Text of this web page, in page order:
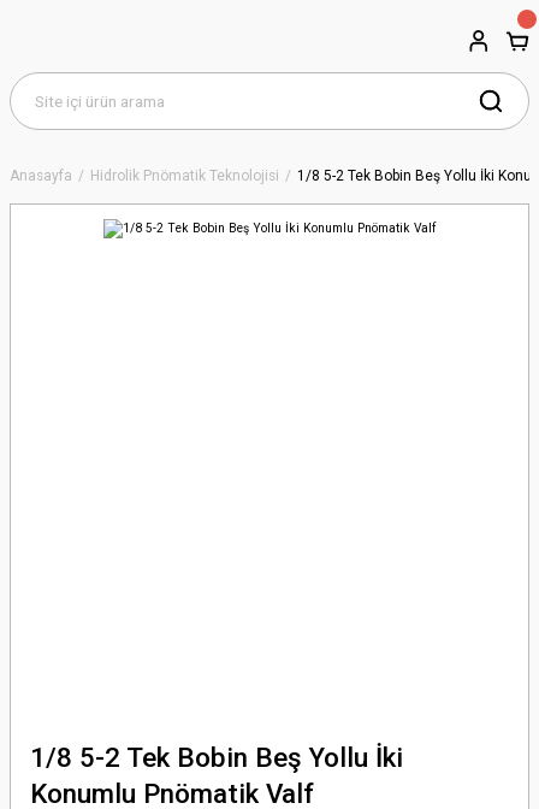
Anasayfa Hidrolik Pnömatik Teknolojisi 1/8 5-2 Tek Bobin Beş Yollu İki
1/8 5-2 Tek Bobin Beş Yollu İki
Konumlu Pnömatik Valf